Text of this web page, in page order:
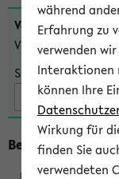
Veranstaltungen ,
Suche:
Beginn um 8 Uhr
während
Erfahrung zu
verwenden
Interaktionen
können Ihre
Wirkung für
finden Sie
verwendeten